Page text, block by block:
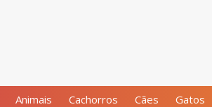
Animais Cachorros Cães Gatos